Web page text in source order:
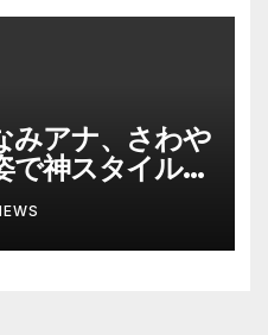
7日判決の行方
みアナ、さわや
で神スタイル炸
い」「最上級
ニュース)